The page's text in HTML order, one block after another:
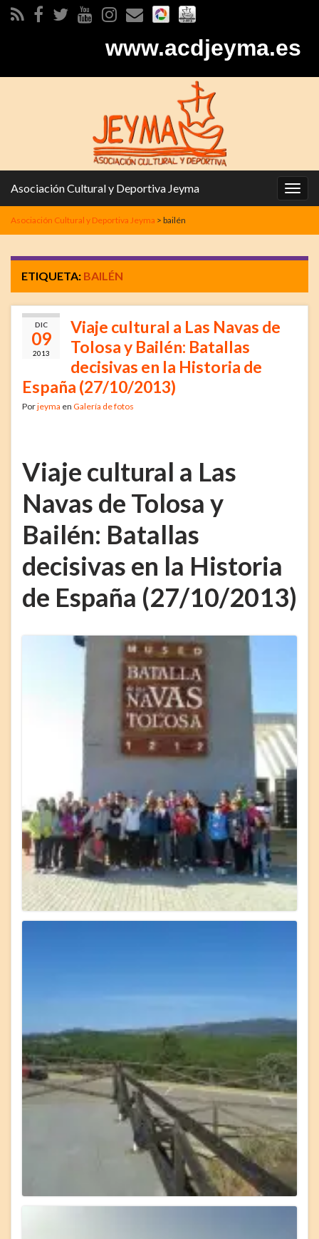
www.acdjeyma.es
la
Asociación Cultural y Deportiva Jeyma
Asociación Cultural y Deportiva Jeyma > bailén
ETIQUETA: BAILÉN
DIC
09
2013
Viaje cultural a Las Navas de
Tolosa y Bailén: Batallas
decisivas en la Historia de
España (27/10/2013)
Porjeyma en Galería de fotos
Viaje cultural a Las
Navas de Tolosa y
Bailén: Batallas
decisivas en la Historia
de España (27/10/2013)